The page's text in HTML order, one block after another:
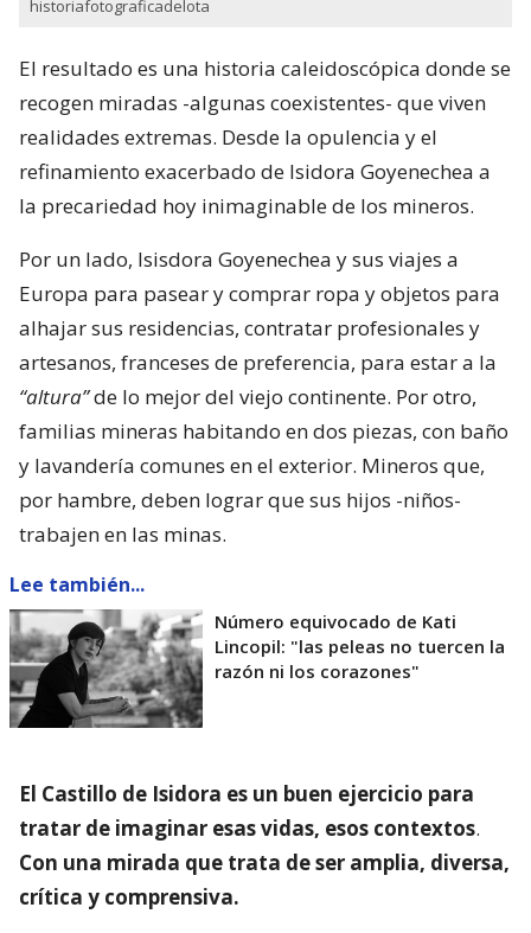
historiafotograficadelota
El resultado es una historia caleidoscópica donde se
recogen miradas -algunas coexistentes- que viven
realidades extremas. Desde la opulencia y el
refinamiento exacerbado de Isidora Goyenechea a
la precariedad hoy inimaginable de los mineros.
Por un lado, Isisdora Goyenechea y sus viajes a
Europa para pasear y comprar ropa y objetos para
alhajar sus residencias, contratar profesionales y
artesanos, franceses de preferencia, para estar a la
“altura”de lo mejor del viejo continente. Por otro,
familias mineras habitando en dos piezas, con baño
y lavandería comunes en el exterior. Mineros que,
por hambre, deben lograr que sus hijos -niños-
trabajen en las minas.
Lee también...
Número equivocado de Kati
Lincopil: "las peleas no tuercen la
razón ni los corazones"
El Castillo de Isidora es un buen ejercicio para
tratar de imaginar esas vidas, esos contextos.
Con una mirada que trata de ser amplia, diversa,
crítica y comprensiva.